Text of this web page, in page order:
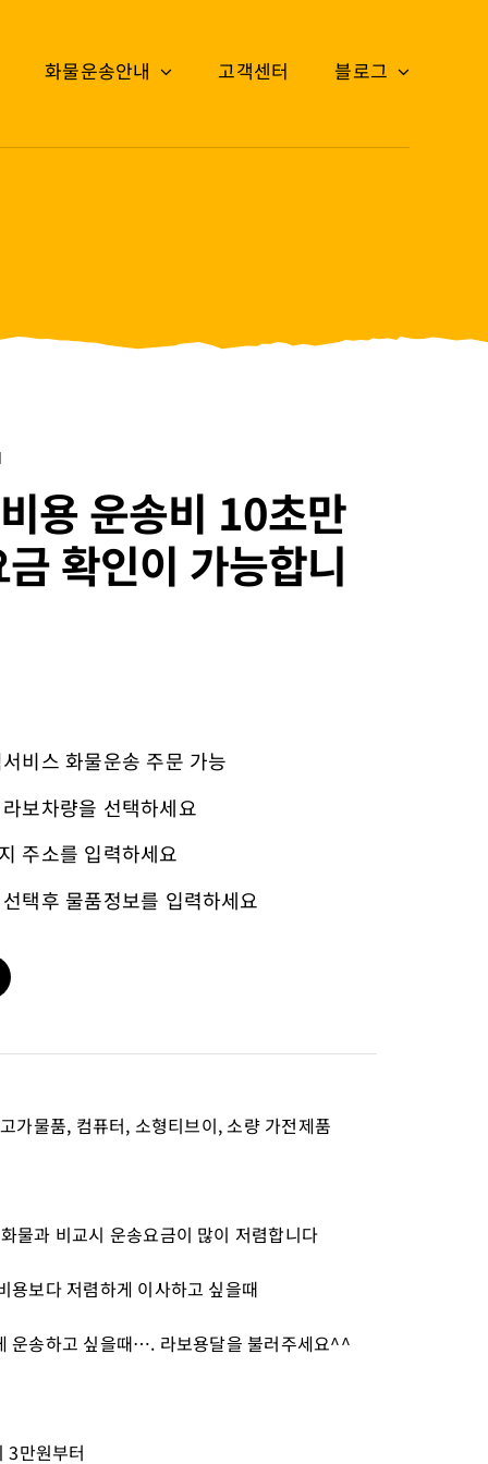
화물운송안내 고객센터 블로그
용 운송비 10초만
확인이 가능합니
비스 화물운송 주문 가능
보차량을 선택하세요
주소를 입력하세요
택후 물품정보를 입력하세요
가물품, 컴퓨터, 소형티브이, 소량 가전제품
물과 비교시 운송요금이 많이 저렴합니다
용보다 저렴하게 이사하고 싶을때
운송하고 싶을때…. 라보용달을 불러주세요^^
만원부터